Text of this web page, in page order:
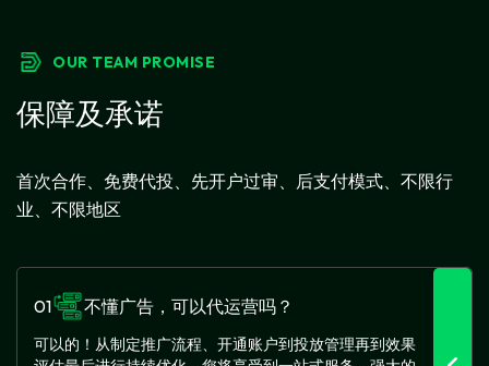
OUR TEAM PROMISE
保障及承诺
首次合作、免费代投、先开户过审、后支付模式、不限行
业、不限地区
01 不懂广告，可以代运营吗？
可以的！从制定推广流程、开通账户到投放管理再到效果